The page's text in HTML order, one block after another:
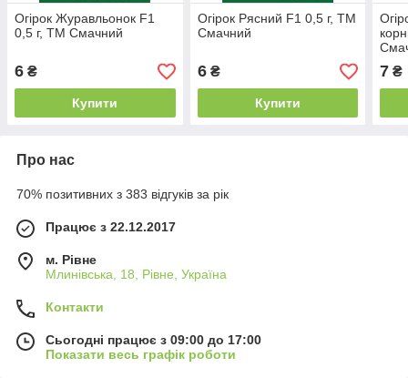
Огірок Журавльонок F1
0,5 г, ТМ Смачний
6 ₴
Купити
Огірок Рясний F1 0,5 г, ТМ
Смачний
6₴
Купити
7 ₴
Про нас
70% позитивних з 383 відгуків за рік
Працює з 22.12.2017
м. Рівне
Млинівська, 18, Рівне, Україна
Контакти
Сьогодні працює з 09:00 до 17:00
Показати весь графік роботи